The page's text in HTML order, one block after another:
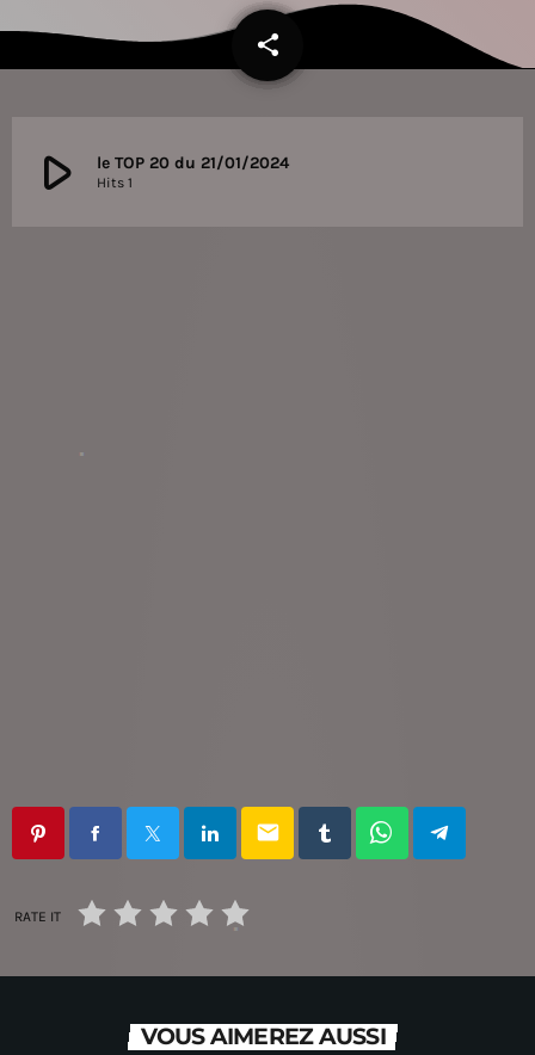
share
email
play_arrow le TOP 20 du 21/01/2024
Hits 1
email
RATE IT
VOUS AIMEREZ AUSSI